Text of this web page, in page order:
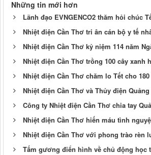
Những tin mới hơn
Lãnh đạo EVNGENCO2 thăm hỏi chúc
Nhiệt điện Cần Thơ tri ân cán bộ y tế
Nhiệt điện Cần Thơ kỷ niệm 114 năm
Nhiệt điện Cần Thơ trồng 100 cây xanh
Nhiệt điện Cần Thơ chăm lo Tết cho
Nhiệt điện Cần Thơ và Thủy điện
Công ty Nhiệt điện Cần Thơ chia tay
Nhiệt điện Cần Thơ hiến máu tình
Nhiệt điện Cần Thơ với phong trào rèn
Tấm gương điển hình về chủ động học